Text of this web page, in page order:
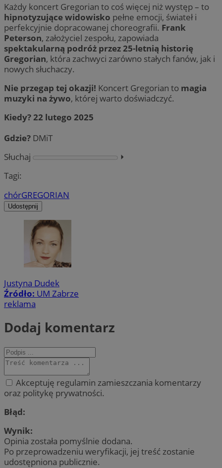
Każdy koncert Gregorian to coś więcej niż występ – to
hipnotyzujące widowisko pełne emocji, świateł i
perfekcyjnie dopracowanej choreografii. Frank
Peterson, założyciel zespołu, zapowiada
spektakularną podróż przez 25-letnią historię
Gregorian, która zachwyci zarówno stałych fanów, jak i
nowych słuchaczy.
Nie przegap tej okazji! Koncert Gregorian to magia
muzyki na żywo, której warto doświadczyć.
Kiedy?22 lutego 2025
Gdzie? DMiT
Słuchaj
⏵︎
Tagi:
chórGREGORIAN
Udostępnij
Justyna Dudek
Źródło: UM Zabrze
reklama
Dodaj komentarz
Akceptuję regulamin zamieszczania komentarzy
oraz politykę prywatności.
Błąd:
Wynik:
Opinia została pomyślnie dodana.
Po przeprowadzeniu weryfikacji, jej treść zostanie
udostępniona publicznie.